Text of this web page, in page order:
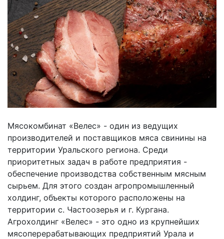
Мясокомбинат «Велес» - один из ведущих
производителей и поставщиков мяса свинины на
территории Уральского региона. Среди
приоритетных задач в работе предприятия -
обеспечение производства собственным мясным
сырьем. Для этого создан агропромышленный
холдинг, объекты которого расположены на
территории с. Частоозерья и г. Кургана.
Агрохолдинг «Велес» - это одно из крупнейших
мясоперерабатывающих предприятий Урала и